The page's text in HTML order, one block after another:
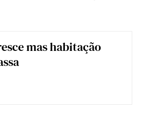
mas habitação